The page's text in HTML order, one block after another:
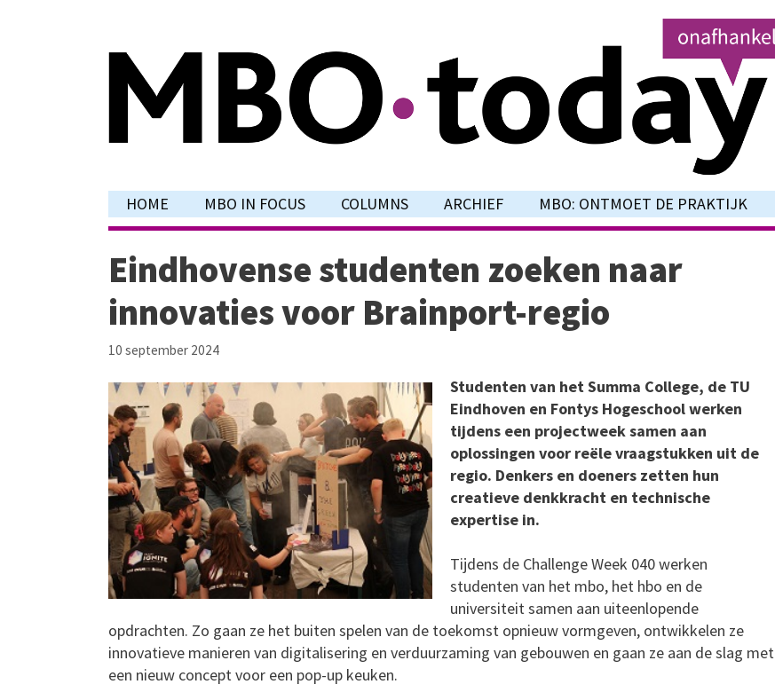
HOME MBO IN FOCUS COLUMNS ARCHIEF MBO: ONTMOET DE PRAKTIJK
Eindhovense studenten zoeken naar
innovaties voor Brainport-regio
10 september 2024
Studenten van het Summa College, de TU
Eindhoven en Fontys Hogeschool werken
tijdens een projectweek samen aan
oplossingen voor reële vraagstukken uit de
regio. Denkers en doeners zetten hun
creatieve denkkracht en technische
expertise in.
Tijdens de Challenge Week 040 werken
studenten van het mbo, het hbo en de
universiteit samen aan uiteenlopende
opdrachten. Zo gaan ze het buiten spelen van de toekomst opnieuw vormgeven, ontwikkelen ze
innovatieve manieren van digitalisering en verduurzaming van gebouwen en gaan ze aan de slag met
een nieuw concept voor een pop-up keuken.